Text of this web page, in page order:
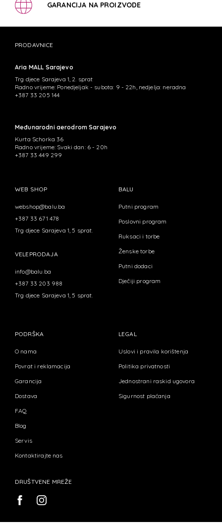
GARANCIJA NA PROIZVODE
PRODAVNICE
Aria MALL Sarajevo
Trg djece Sarajeva 1, 2. sprat
Radno vrijeme: Ponedjeljak - subota: 9 - 22h, nedjelja: neradna
+387 33 205 144
Međunarodni aerodrom Sarajevo
Kurta Schorka 36
Radno vrijeme: Svaki dan: 6 - 20h
+387 33 449 299
WEB SHOP
webshop@balu.ba
+387 33 671 478
Trg djece Sarajeva 1, 5 sprat.
VELEPRODAJA
info@balu.ba
+387 33 203 988
Trg djece Sarajeva 1, 5 sprat.
BALU
Putni program
Poslovni program
Ruksaci i torbe
Ženske torbe
Putni dodaci
Dječiji program
PODRŠKA
O nama
Povrat i reklamacija
Garancija
Dostava
FAQ
Blog
Servis
Kontaktirajte nas
LEGAL
Uslovi i pravila korištenja
Politika privatnosti
Jednostrani raskid ugovora
Sigurnost plaćanja
DRUŠTVENE MREŽE